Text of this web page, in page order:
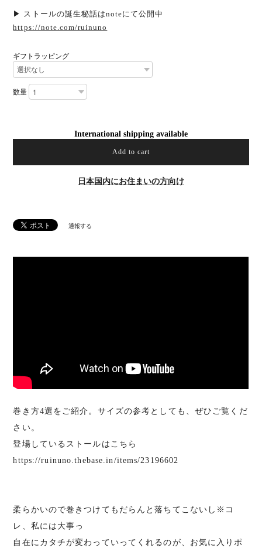
▶ ストールの誕生秘話はnoteにて公開中
https://note.com/ruinuno
ギフトラッピング
数量
International shipping available
Add to cart
日本国内にお住まいの方向け
通報する
巻き方4選をご紹介。サイズの参考としても、ぜひご覧くだ
さい。
登場しているストールはこちら
https://ruinuno.thebase.in/items/23196602
柔らかいので巻きつけてもだらんと落ちてこないし※コ
レ、私には大事っ
自在にカタチが変わっていってくれるのが、お気に入りポ